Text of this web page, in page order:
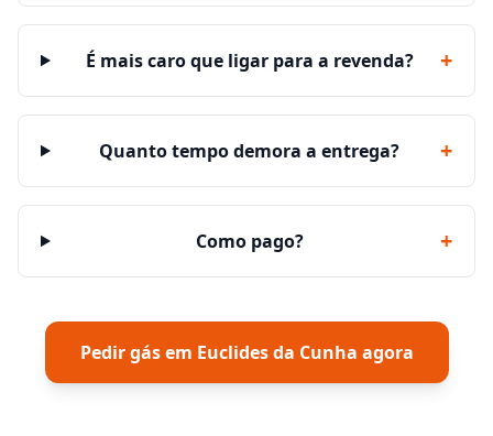
É mais caro que ligar para a revenda? +
Quanto tempo demora a entrega? +
Como pago? +
Pedir gás em Euclides da Cunha agora